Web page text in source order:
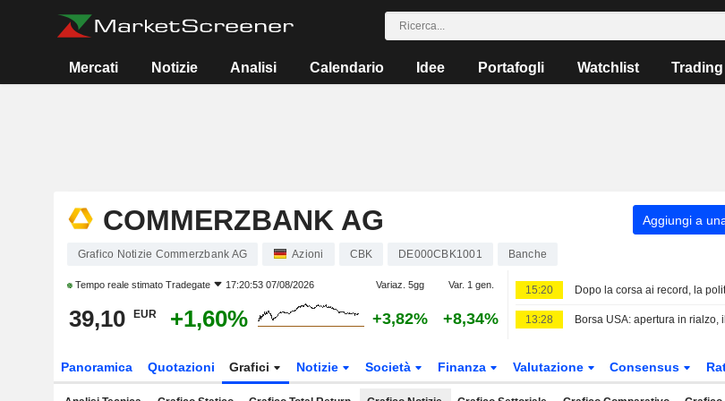
Mercati Notizie Analisi Calendario Idee Portafogli Watchlist Trading
COMMERZBANK AG Aggiungi a
Grafico Notizie Commerzbank AG Azioni CBK DE000CBK1001 Banche
Tempo reale stimato Tradegate 17:20:53 07/08/2026 Variaz. 5gg Var. 1 gen.
39,10 EUR +1,60% +3,82% +8,34%
15:20
13:28
Panoramica Quotazioni Grafici Notizie Società Finanza Valutazione Consensus